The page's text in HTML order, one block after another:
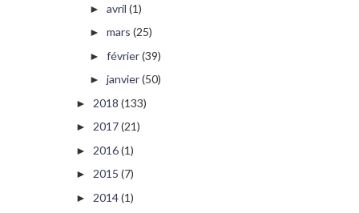
► avril (1)
► mars (25)
► février(39)
► janvier(50)
► 2018 (133)
► 2017(21)
► 2016(1)
► 2015 (7)
► 2014(1)